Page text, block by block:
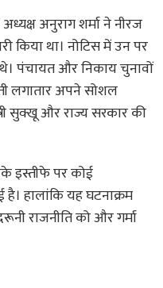
अनुराग शर्मा ने नीरज
किया था। नोटिस में उन पर
पंचायत और निकाय चुनावों
लगातार अपने सोशल
सुक्खू और राज्य सरकार की
इस्तीफे पर कोई
है। हालांकि यह घटनाक्रम
राजनीति को और गर्मा